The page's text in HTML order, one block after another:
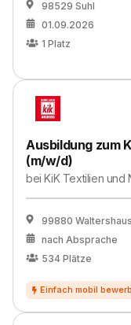
98529 Suhl
01.09.2026
1 Platz
Ausbildung zum
(m/w/d)
beiKiK Textilien und
99880
nach Absprache
534 Plätze